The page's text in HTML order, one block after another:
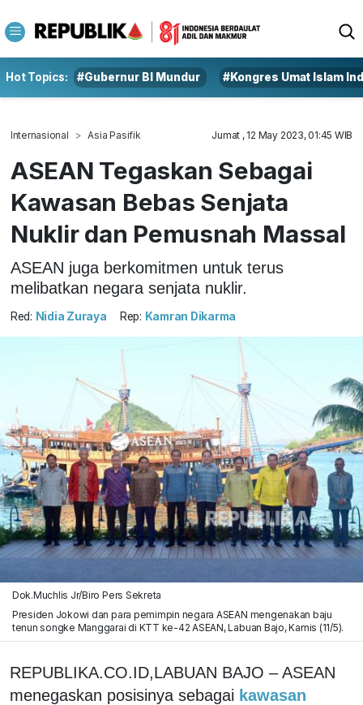
Hot Topics: #Gubernur BI Mundur #Kongres Umat Islam
Internasional Asia Pasifik Jumat , 12 May 2023, 01:45 WIB
ASEAN Tegaskan Sebagai
Kawasan Bebas Senjata
Nuklir dan Pemusnah Massal
ASEAN juga berkomitmen untuk terus
melibatkan negara senjata nuklir.
Red: Nidia Zuraya Rep: Kamran Dikarma
Dok.Muchlis Jr/Biro Pers Sekreta
Presiden Jokowi dan para pemimpin negara ASEAN mengenakan baju
tenun songke Manggarai di KTT ke-42 ASEAN, Labuan Bajo, Kamis (11/5).
REPUBLIKA.CO.ID,LABUAN BAJO – ASEAN
menegaskan posisinya sebagai kawasan